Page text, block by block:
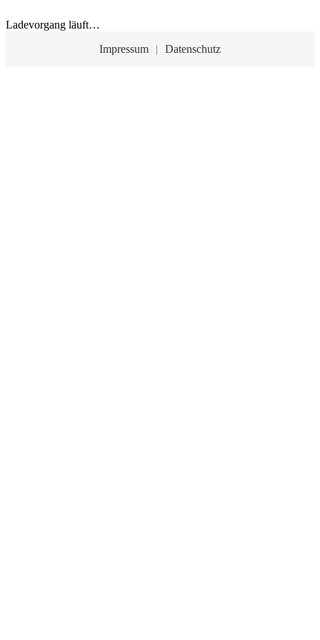
Ladevorgang läuft…
Impressum
| Datenschutz